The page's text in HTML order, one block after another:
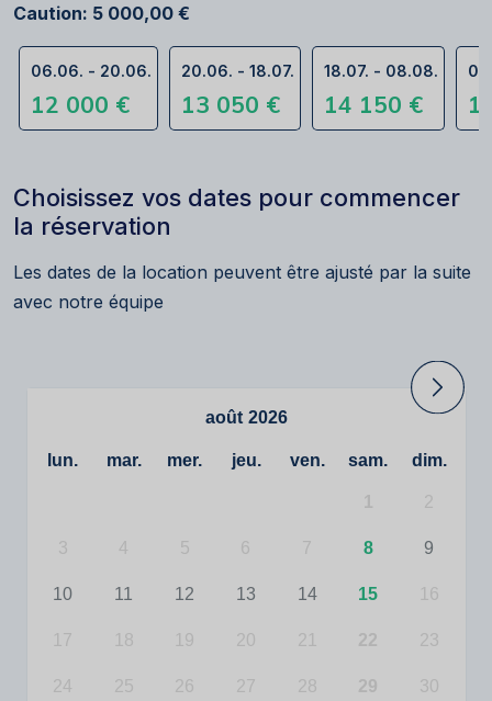
Caution: 5 000,00 €
06.06. - 20.06. 20.06. - 18.07. 18.07. - 08.08.
12 000 € 13 050 € 14 150 €
Choisissez vos dates pour commencer
la réservation
Les dates de la location peuvent être ajusté par la suite
avec notre équipe
août 2026
lun. mar. mer. jeu. ven. sam. dim.
2
3 4 5 6 7 8 9
10 11 12 13 14 15 16
17 18 19 20 21 22 23
24 25 26 27 28 29 30